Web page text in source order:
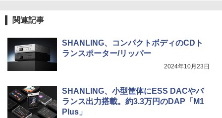
関連記事
SHANLING、コンパクトボディのCDト
ランスポーター/リッパー
2024年10月23日
SHANLING、小型筐体にESS DACやバ
ランス出力搭載。約3.3万円のDAP「M1
Plus」